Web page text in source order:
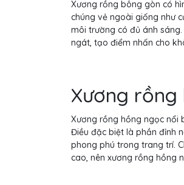
Xương rồng bông gòn có
chúng vẻ ngoài giống như
môi trường có đủ ánh
ngát, tạo điểm nhấn cho
Xương
Xương rồng hồng ngọc nổi
Điều đặc biệt là phần đỉnh
phong phú trong trang trí.
cao, nên xương rồng hồng